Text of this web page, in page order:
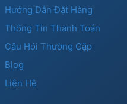
Hướng Dẫn Đặt Hàng
Thông Tin Thanh Toán
Câu Hỏi Thường Gặp
Blog
Liên Hệ